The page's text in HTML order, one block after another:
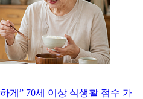
게” 70세 이상 식생활 점수 가